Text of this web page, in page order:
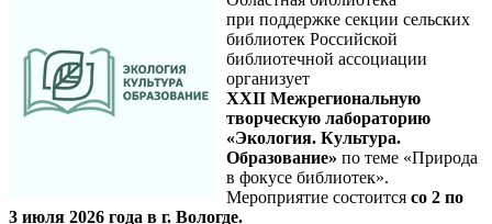
при поддержке секции сельских
библиотек Российской
библиотечной ассоциации
организует
XXII Межрегиональную
творческую лабораторию
«Экология. Культура.
Образование» по теме «Природа
в фокусе библиотек».
Мероприятие состоится со 2 по
3 июля 2026 года в г. Вологде.